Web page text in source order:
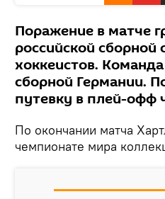
Поражение в матче
российской сборной
хоккеистов.
сборной Германии.
путевку в плей-офф
По окончании матча
чемпионате мира